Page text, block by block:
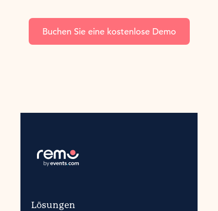
Buchen Sie eine kostenlose Demo
Lösungen